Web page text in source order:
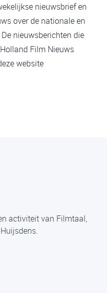
nieuwsbrief en
over de nationale en
nieuwsberichten die
Film Nieuws
website
activiteit van Filmtaal,